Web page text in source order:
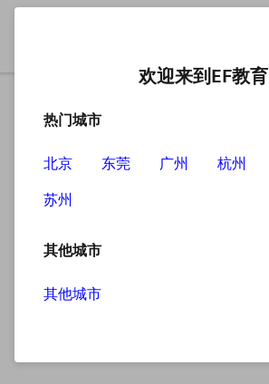
advanced
欢迎来到EF教育
热门城市
北京 东莞 广州 杭州
苏州
其他城市
其他城市